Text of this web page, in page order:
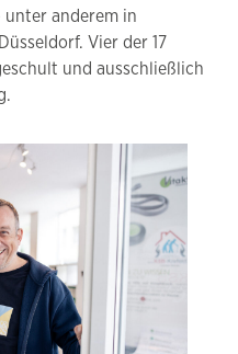
anderem in
Vier der 17
und ausschließlich